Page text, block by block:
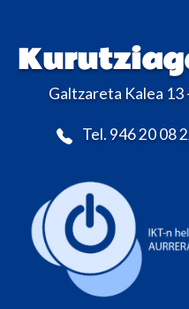
Galtzareta Kalea 13
Tel. 946 20 08